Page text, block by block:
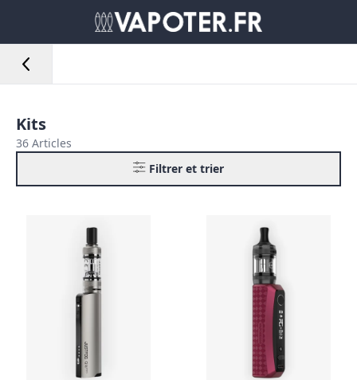
Kits
36 Articles
Filtrer et trier